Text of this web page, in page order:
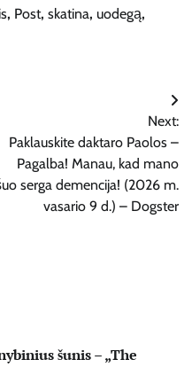
, Post, skatina, uodegą,
Next:
Paklauskite daktaro Paolos –
Pagalba! Manau, kad mano
serga demencija! (2026 m.
vasario 9 d.) – Dogster
šunis – „The